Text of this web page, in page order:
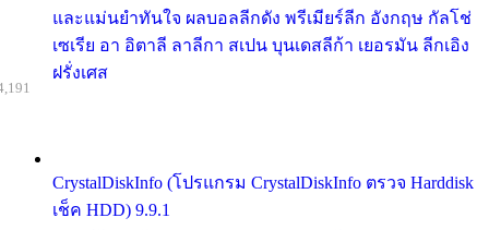
และแม่นยำทันใจ ผลบอลลีกดัง พรีเมียร์ลีก อังกฤษ กัลโช่
เซเรีย อา อิตาลี ลาลีกา สเปน บุนเดสลีก้า เยอรมัน ลีกเอิง
ฝรั่งเศส
CrystalDiskInfo (โปรแกรม CrystalDiskInfo ตรวจ Harddisk
เช็ค HDD) 9.9.1